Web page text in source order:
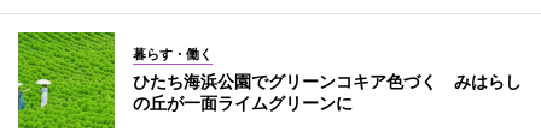
暮らす・働く
ひたち海浜公園でグリーンコキア色づく みはらし
の丘が一面ライムグリーンに